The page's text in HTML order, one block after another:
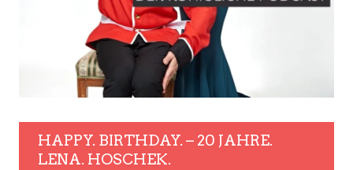
HAPPY. BIRTHDAY. – 20 JAHRE.
LENA. HOSCHEK.